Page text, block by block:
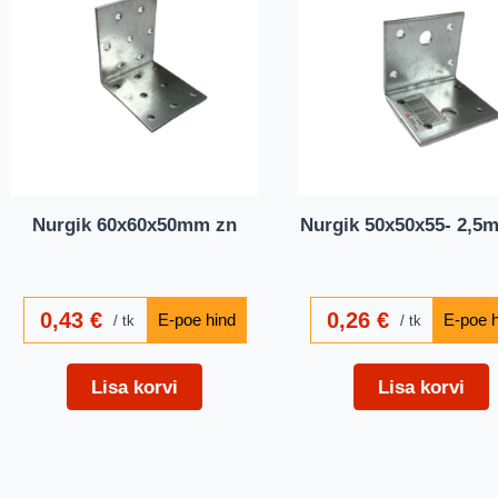
Nurgik 60x60x50mm zn
0,43 € tk
Lisa korvi
Nurgik 50x50x55-
0,26 € tk
Lisa korvi